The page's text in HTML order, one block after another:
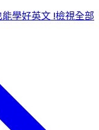
學好英文 !檢視全部